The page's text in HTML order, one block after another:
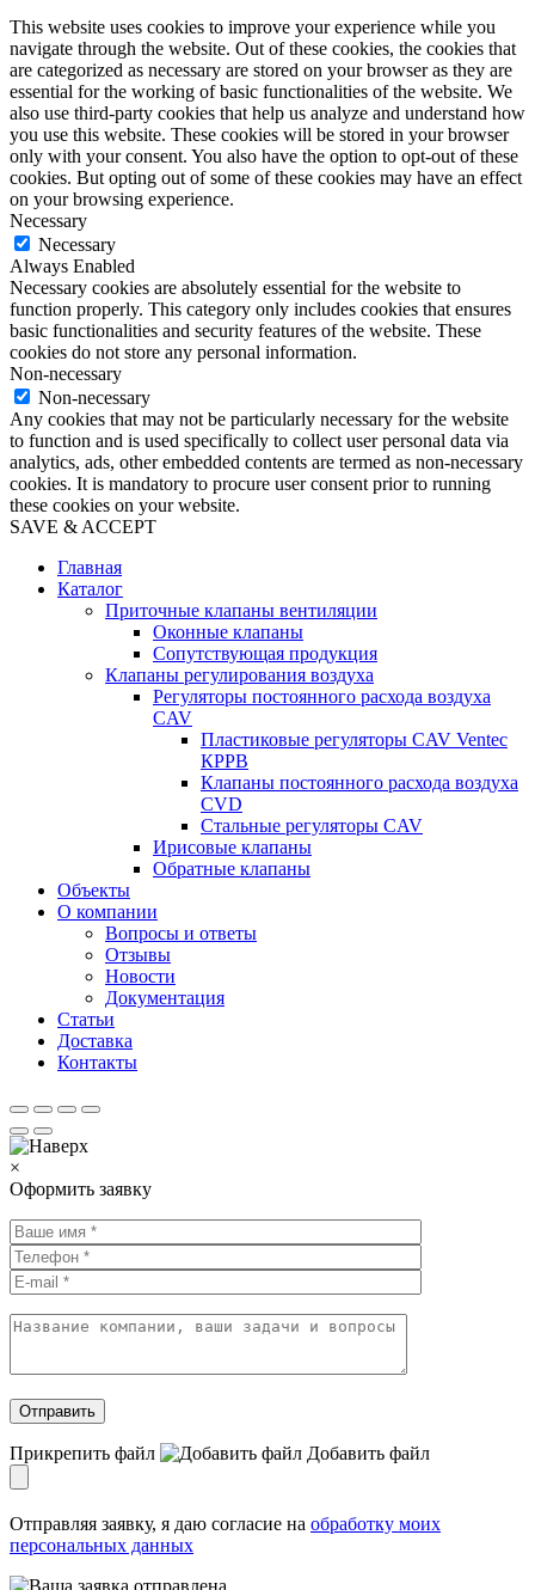
This website uses cookies to improve your experience while you
navigate through the website. Out of these cookies, the cookies that
are categorized as necessary are stored on your browser as they are
essential for the working of basic functionalities of the website. We
also use third-party cookies that help us analyze and understand how
you use this website. These cookies will be stored in your browser
only with your consent. You also have the option to opt-out of these
cookies. But opting out of some of these cookies may have an effect
on your browsing experience.
Necessary
Necessary
Always Enabled
Necessary cookies are absolutely essential for the website to
function properly. This category only includes cookies that ensures
basic functionalities and security features of the website. These
cookies do not store any personal information.
Non-necessary
Non-necessary
Any cookies that may not be particularly necessary for the website
to function and is used specifically to collect user personal data via
analytics, ads, other embedded contents are termed as non-necessary
cookies. It is mandatory to procure user consent prior to running
these cookies on your website.
SAVE & ACCEPT
Главная
Каталог
Приточные клапаны вентиляции
Оконные клапаны
Сопутствующая продукция
Клапаны регулирования воздуха
Регуляторы постоянного расхода воздуха
CAV
Пластиковые регуляторы CAV Ventec
КРРВ
Клапаны постоянного расхода воздуха
CVD
Стальные регуляторы CAV
Ирисовые клапаны
Обратные клапаны
Объекты
О компании
Вопросы и ответы
Отзывы
Новости
Документация
Статьи
Доставка
Контакты
×
Оформить заявку
Прикрепить файл Добавить файл
Отправляя заявку, я даю согласие на обработку моих
персональных данных